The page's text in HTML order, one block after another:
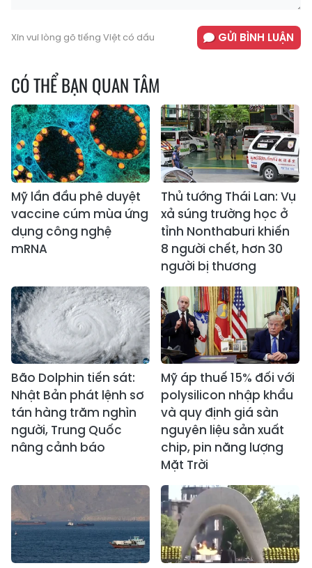
Xin vui lòng gõ tiếng Việt có dấu GỬI BÌNH LUẬN
CÓ THỂ BẠN QUAN TÂM
Mỹ lần đầu phê duyệt
vaccine cúm mùa ứng
dụng công nghệ
mRNA
Thủ tướng Thái Lan: Vụ
xả súng trường học ở
tỉnh Nonthaburi khiến
8 người chết, hơn 30
người bị thương
Bão Dolphin tiến sát:
Nhật Bản phát lệnh sơ
tán hàng trăm nghìn
người, Trung Quốc
nâng cảnh báo
Mỹ áp thuế 15% đối với
polysilicon nhập khẩu
và quy định giá sàn
nguyên liệu sản xuất
chip, pin năng lượng
Mặt Trời